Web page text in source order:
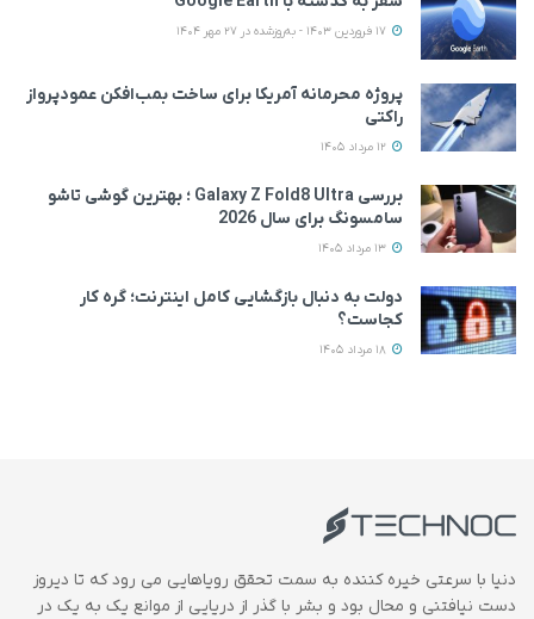
پروژه محرمانه آمریکا برای ساخت بمب‌افکن عمودپرواز
راکتی
بررسی Galaxy Z Fold8 Ultra ؛ بهترین گوشی تاشو
سامسونگ برای سال 2026
دولت به دنبال بازگشایی کامل اینترنت؛ گره کار
کجاست؟
دنیا با سرعتی خیره کننده به سمت تحقق رویاهایی می رود که تا دیروز
دست نیافتنی و محال بود و بشر با گذر از دریایی از موانع یک به یک در